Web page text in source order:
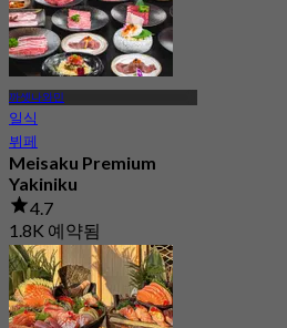
까셋나와민
일식
뷔페
Meisaku Premium
Yakiniku
4.7
1.8K 예약됨
에서฿ 1,046